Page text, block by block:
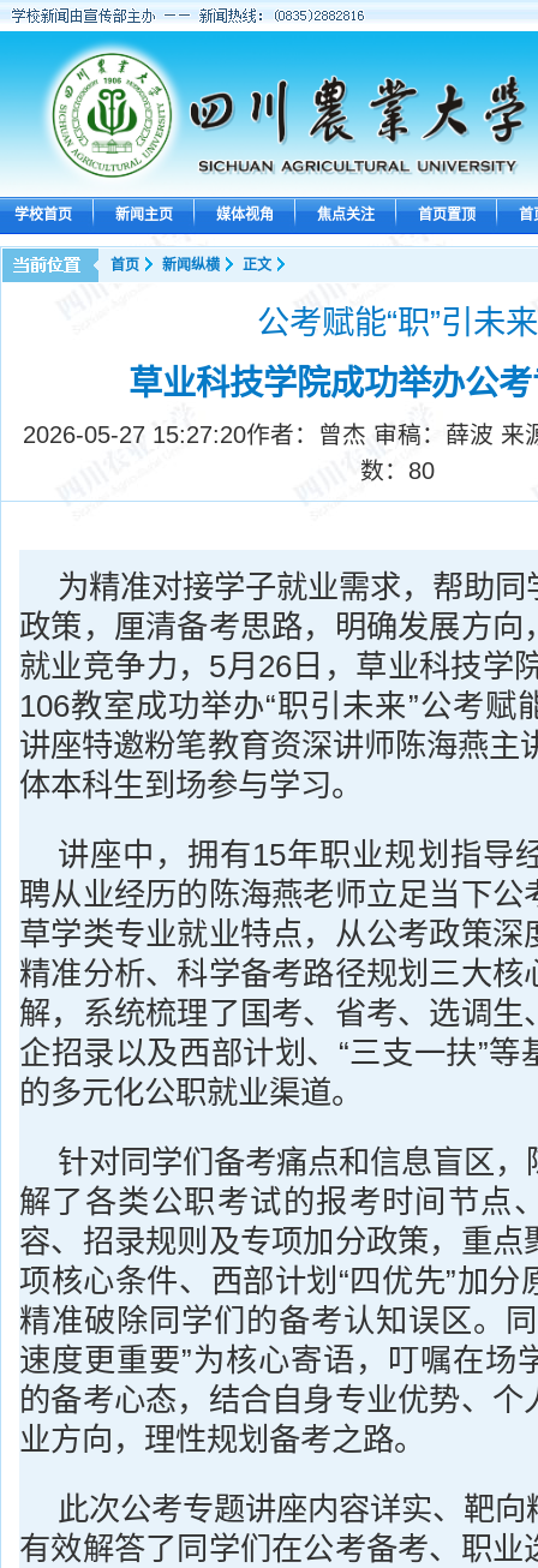
学校首页 新闻主页 媒体视角 焦点关注 首页置顶 首
首页 新闻纵横 正文
公考赋能“职”引未来
草业科技学院成功举办公
2026-05-27 15:27:20作者：曾杰 审稿：薛波 来
数： 80
为精准对接学子就业需求，帮助
政策，厘清备考思路，明确发展方向
就业竞争力，5月26日，草业科技学
106教室成功举办“职引未来”公考赋
讲座特邀粉笔教育资深讲师陈海燕主
体本科生到场参与学习。
讲座中，拥有15年职业规划指导
聘从业经历的陈海燕老师立足当下公
草学类专业就业特点，从公考政策深
精准分析、科学备考路径规划三大核
解，系统梳理了国考、省考、选调生
企招录以及西部计划、“三支一扶”等
的多元化公职就业渠道。
针对同学们备考痛点和信息盲区
解了各类公职考试的报考时间节点
容、招录规则及专项加分政策，重点
项核心条件、西部计划“四优先”加分
精准破除同学们的备考认知误区。
速度更重要”为核心寄语，叮嘱在场
的备考心态，结合自身专业优势、个
业方向，理性规划备考之路。
此次公考专题讲座内容详实、靶
有效解答了同学们在公考备考、职业